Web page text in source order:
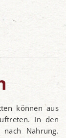
können aus
In den
Nahrung.